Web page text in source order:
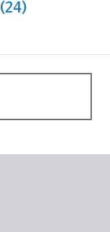
(24)